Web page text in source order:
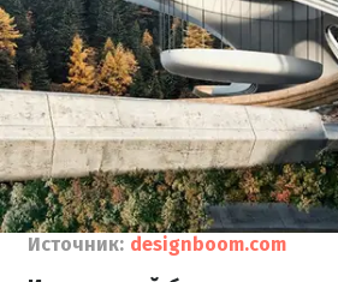
Источник: designboom.com